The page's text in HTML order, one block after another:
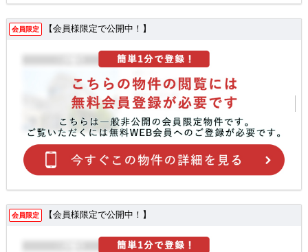
会員限定 【会員様限定で公開中！】
会員限定 【会員様限定で公開中！】